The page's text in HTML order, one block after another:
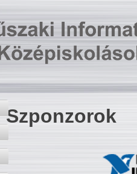
Szponzorok